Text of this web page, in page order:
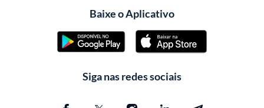
Baixe o Aplicativo
Siga nas redes sociais